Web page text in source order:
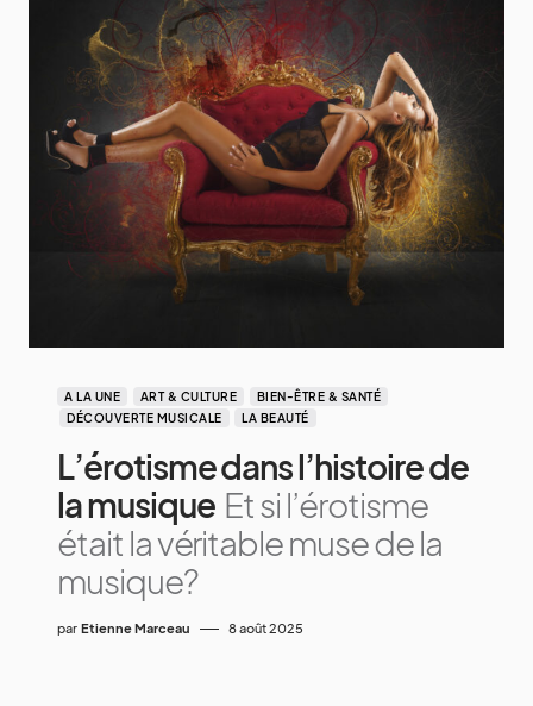
A LA UNE ART & CULTURE
BIEN-ÊTRE & SANTÉ
DÉCOUVERTE MUSICALE
LA BEAUTÉ
L’érotisme dans l’histoire de
la musique Et si l’érotisme
était la véritable muse de la
musique?
par Etienne Marceau 8 août 2025